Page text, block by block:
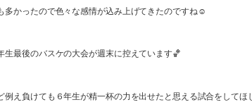
多かったので色々な感情が込み上げてきたのですね☺️
生最後のバスケの大会が週末に控えています🏀
例え負けても６年生が精一杯の力を出せたと思える試合をして